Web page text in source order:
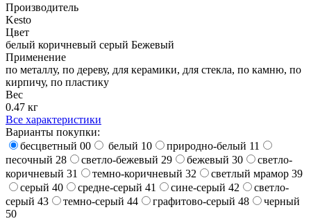
Производитель
Kesto
Цвет
белый коричневый серый Бежевый
Применение
по металлу, по дереву, для керамики, для стекла, по камню, по
кирпичу, по пластику
Вес
0.47 кг
Все характеристики
Варианты покупки:
бесцветный 00
белый 10
природно-белый 11
песочный 28
светло-бежевый 29 бежевый 30
светло-
коричневый 31
темно-коричневый 32
светлый мрамор 39
серый 40
средне-серый 41 сине-серый 42
светло-
серый 43
темно-серый 44 графитово-серый 48
черный
50